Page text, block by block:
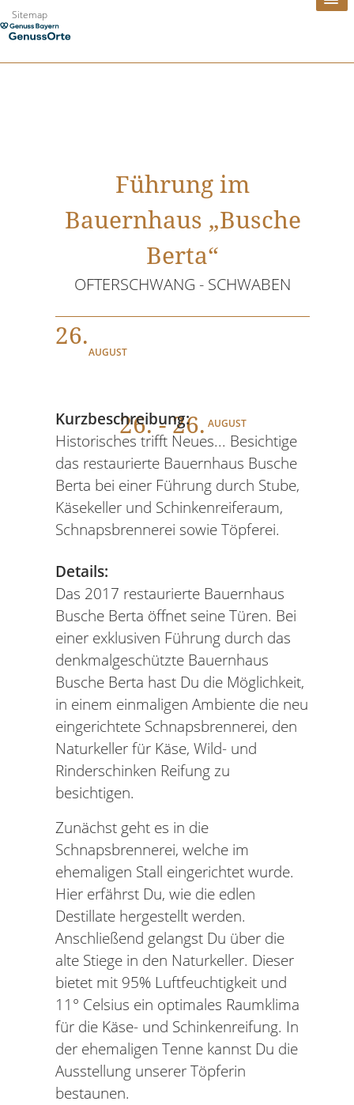
Zum
Inhalt
Sitemap
Führung im
Bauernhaus „Busche
Berta“
OFTERSCHWANG - SCHWABEN
26.
AUGUST
26. - 26. AUGUST
Kurzbeschreibung:
Historisches trifft Neues... Besichtige
das restaurierte Bauernhaus Busche
Berta bei einer Führung durch Stube,
Käsekeller und Schinkenreiferaum,
Schnapsbrennerei sowie Töpferei.
Details:
Das 2017 restaurierte Bauernhaus
Busche Berta öffnet seine Türen. Bei
einer exklusiven Führung durch das
denkmalgeschützte Bauernhaus
Busche Berta hast Du die Möglichkeit,
in einem einmaligen Ambiente die neu
eingerichtete Schnapsbrennerei, den
Naturkeller für Käse, Wild- und
Rinderschinken Reifung zu
besichtigen.
Zunächst geht es in die
Schnapsbrennerei, welche im
ehemaligen Stall eingerichtet wurde.
Hier erfährst Du, wie die edlen
Destillate hergestellt werden.
Anschließend gelangst Du über die
alte Stiege in den Naturkeller. Dieser
bietet mit 95% Luftfeuchtigkeit und
11° Celsius ein optimales Raumklima
für die Käse- und Schinkenreifung. In
der ehemaligen Tenne kannst Du die
Ausstellung unserer Töpferin
bestaunen.